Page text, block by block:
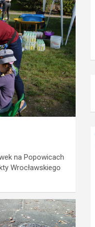
na Popowicach
Wrocławskiego